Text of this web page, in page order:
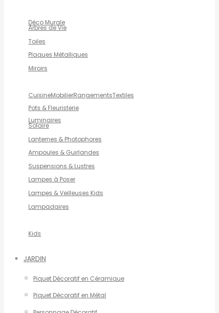
Déco Murale
Arbres de Vie
Toiles
Plaques Métalliques
Miroirs
CuisineMobilierRangementsTextiles
Pots & Fleuristerie
Luminaires
Solaire
Lanternes & Photophores
Ampoules & Guirlandes
Suspensions & Lustres
Lampes à Poser
Lampes & Veilleuses Kids
Lampadaires
Kids
JARDIN
Piquet Décoratif en Céramique
Piquet Décoratif en Métal